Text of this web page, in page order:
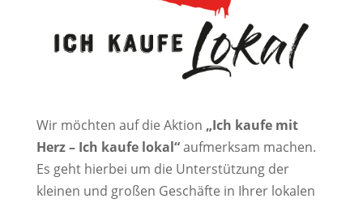
Wir möchten auf die Aktion „Ich kaufe mit
Herz – Ich kaufe lokal“aufmerksam machen.
Es geht hierbei um die Unterstützung der
kleinen und großen Geschäfte in Ihrer lokalen